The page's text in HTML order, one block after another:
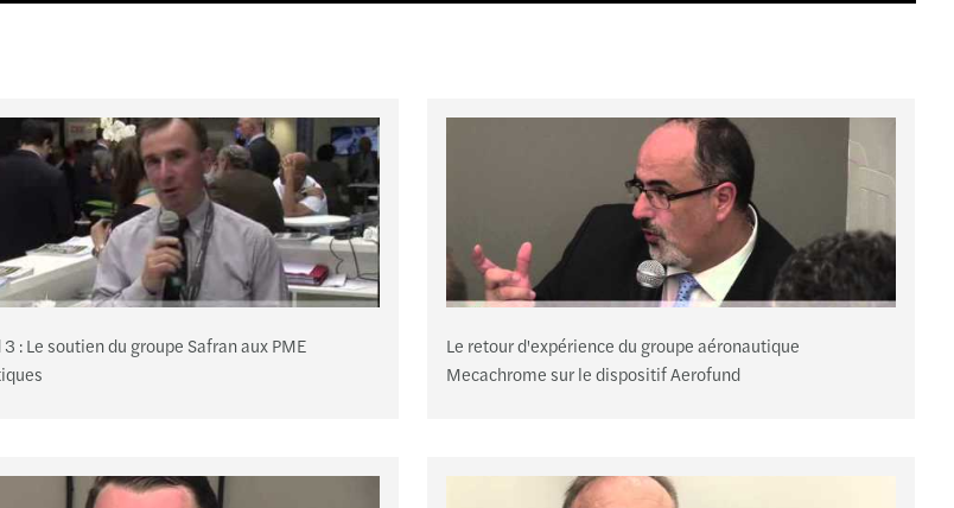
Strasbourg
Toulouse
Valence
Vannes
: Le soutien du groupe Safran aux PME
Le retour d'expérience du groupe aéronautique
Mecachrome sur le dispositif Aerofund